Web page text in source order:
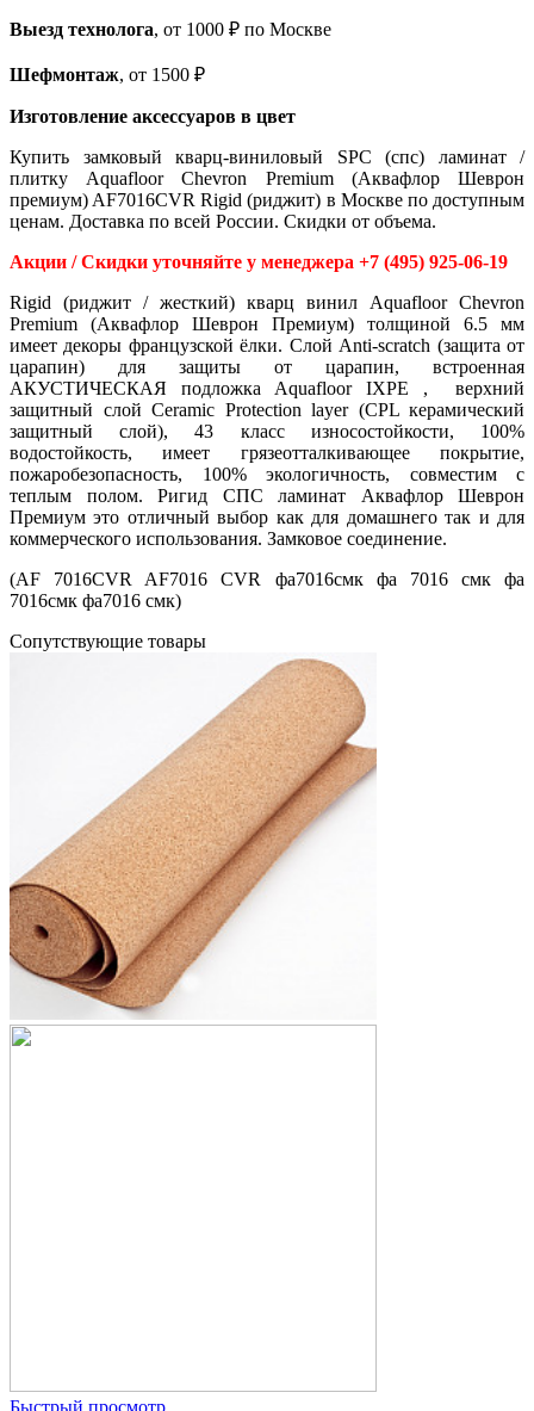
Выезд технолога, от 1000 ₽ по Москве
Шефмонтаж, от 1500 ₽
Изготовление аксессуаров в цвет
Купить замковый кварц-виниловый SPC (спс) ламинат /
плитку Aquafloor Chevron Premium (Аквафлор Шеврон
премиум) AF7016CVR Rigid (риджит) в Москве по доступным
ценам. Доставка по всей России. Скидки от объема.
Акции / Скидки уточняйте у менеджера +7 (495) 925-06-19
Rigid (риджит / жесткий) кварц винил Aquafloor Chevron
Premium (Аквафлор Шеврон Премиум) толщиной 6.5 мм
имеет декоры французской ёлки. Слой Anti-scratch (защита от
царапин) для защиты от царапин, встроенная
АКУСТИЧЕСКАЯ подложка Aquafloor IXPE , верхний
защитный слой Ceramic Protection layer (CPL керамический
защитный слой), 43 класс износостойкости, 100%
водостойкость, имеет грязеотталкивающее покрытие,
пожаробезопасность, 100% экологичность, совместим с
теплым полом. Ригид СПС ламинат Аквафлор Шеврон
Премиум это отличный выбор как для домашнего так и для
коммерческого использования. Замковое соединение.
(AF 7016CVR AF7016 CVR фа7016смк фа 7016 смк фа
7016смк фа7016 смк)
Cопутствующие товары